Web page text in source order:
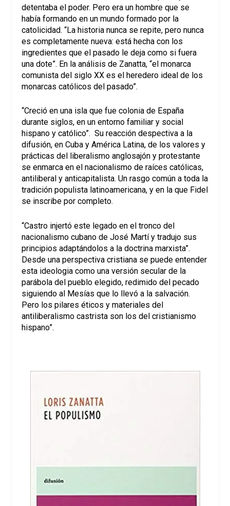
detentaba el poder. Pero era un hombre que se
había formando en un mundo formado por la
catolicidad. “La historia nunca se repite, pero nunca
es completamente nueva: está hecha con los
ingredientes que el pasado le deja como si fuera
una dote”. En la análisis de Zanatta, “el monarca
comunista del siglo XX es el heredero ideal de los
monarcas católicos del pasado”.
“Creció en una isla que fue colonia de España
durante siglos, en un entorno familiar y social
hispano y católico”. Su reacción despectiva a la
difusión, en Cuba y América Latina, de los valores y
prácticas del liberalismo anglosajón y protestante
se enmarca en el nacionalismo de raíces católicas,
antiliberal y anticapitalista. Un rasgo común a toda la
tradición populista latinoamericana, y en la que Fidel
se inscribe por completo.
“Castro injertó este legado en el tronco del
nacionalismo cubano de José Martí y tradujo sus
principios adaptándolos a la doctrina marxista”.
Desde una perspectiva cristiana se puede entender
esta ideologia como una versión secular de la
parábola del pueblo elegido, redimido del pecado
siguiendo al Mesías que lo llevó a la salvación.
Pero los pilares éticos y materiales del
antiliberalismo castrista son los del cristianismo
hispano”.